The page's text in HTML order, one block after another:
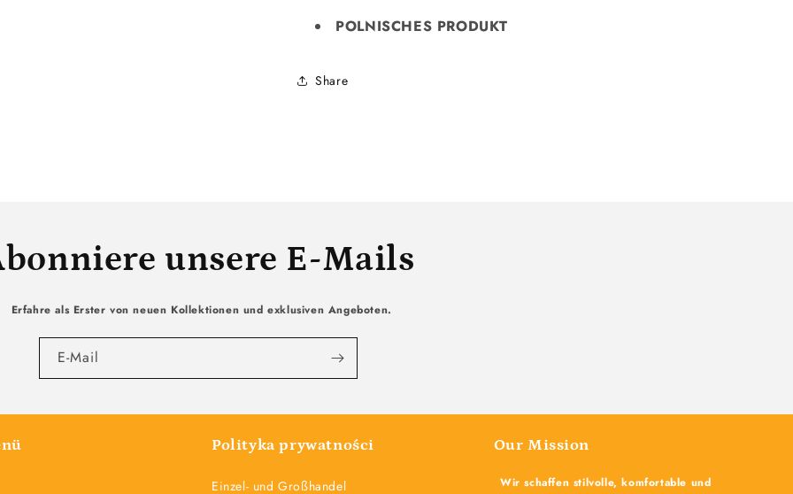
POLNISCHES PRODUKT
Share
unsere E-Mails
Erfahre als Erster von neuen Kollektionen und exklusiven Angeboten.
E-Mail
Polityka prywatności
Einzel- und Großhandel
Our Mission
Wir schaffen stilvolle, komfortable und